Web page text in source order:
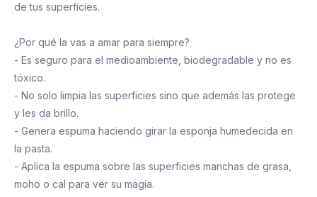
de tus superficies.
¿Por qué la vas a amar para siempre?
- Es seguro para el medioambiente, biodegradable y no es
tóxico.
- No solo limpia las superficies sino que además las protege
y les da brillo.
- Genera espuma haciendo girar la esponja humedecida en
la pasta.
- Aplica la espuma sobre las superficies manchas de grasa,
moho o cal para ver su magia.